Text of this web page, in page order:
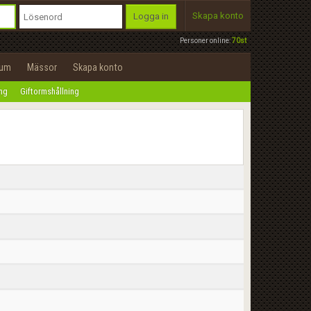
Personer online:70st
Logga in Skapa konto
Mässor Skapa konto
Giftormshållning